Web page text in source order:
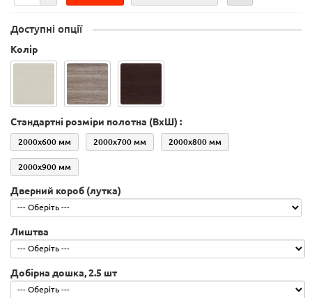
Доступні опції
Колір
Стандартні розміри полотна (ВхШ) :
2000х600 мм 2000х700 мм 2000х800 мм
2000х900 мм
Дверний короб (лутка)
Лиштва
Добірна дошка, 2.5 шт